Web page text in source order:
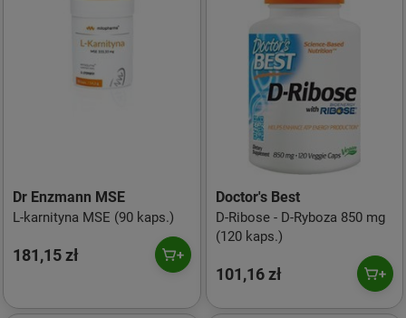
Dr Enzmann MSE
L-karnityna MSE (90 kaps.)
181,15 zł
Doctor's Best
D-Ribose - D-Ryboza 850 mg
(120 kaps.)
101,16 zł